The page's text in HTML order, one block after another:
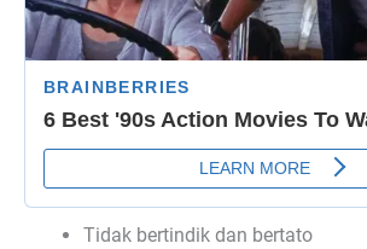
Tidak bertindik dan bertato